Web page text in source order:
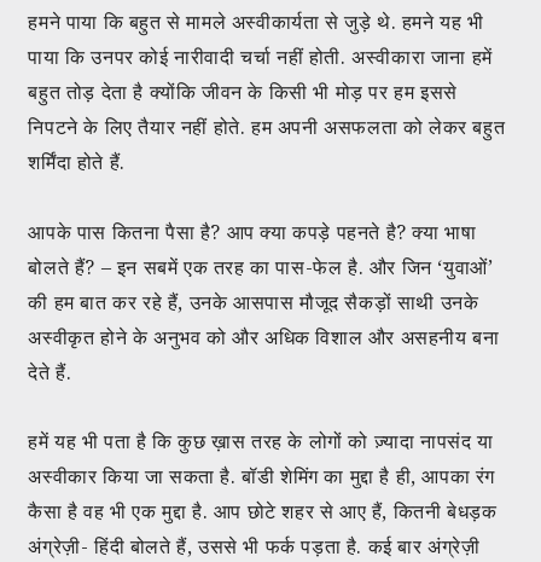
हमने पाया कि बहुत से मामले अस्वीकार्यता से जुड़े थे. हमने यह भी
पाया कि उनपर कोई नारीवादी चर्चा नहीं होती. अस्वीकारा जाना हमें
बहुत तोड़ देता है क्योंकि जीवन के किसी भी मोड़ पर हम इससे
निपटने के लिए तैयार नहीं होते. हम अपनी असफलता को लेकर बहुत
शर्मिंदा होते हैं.
आपके पास कितना पैसा है? आप क्या कपड़े पहनते है? क्या भाषा
बोलते हैं? – इन सबमें एक तरह का पास-फेल है. और जिन ‘युवाओं’
की हम बात कर रहे हैं, उनके आसपास मौजूद सैकड़ों साथी उनके
अस्वीकृत होने के अनुभव को और अधिक विशाल और असहनीय बना
देते हैं.
हमें यह भी पता है कि कुछ ख़ास तरह के लोगों को ज़्यादा नापसंद या
अस्वीकार किया जा सकता है. बॉडी शेमिंग का मुद्दा है ही, आपका रंग
कैसा है वह भी एक मुद्दा है. आप छोटे शहर से आए हैं, कितनी बेधड़क
अंग्रेज़ी- हिंदी बोलते हैं, उससे भी फर्क पड़ता है. कई बार अंग्रेज़ी